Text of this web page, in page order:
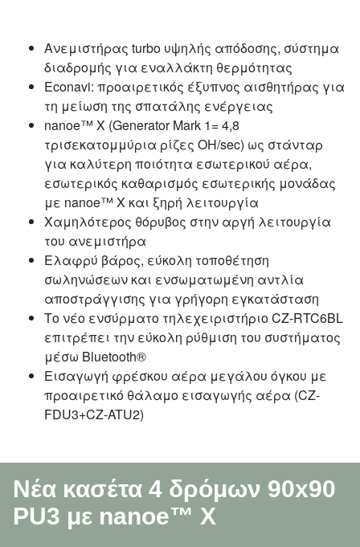
Ανεμιστήρας turbo υψηλής απόδοσης, σύστημα
διαδρομής για εναλλάκτη θερμότητας
Econavi: προαιρετικός έξυπνος αισθητήρας για
τη μείωση της σπατάλης ενέργειας
nanoe™ X (Generator Mark 1= 4,8
τρισεκατομμύρια ρίζες OH/sec) ως στάνταρ
για καλύτερη ποιότητα εσωτερικού αέρα,
εσωτερικός καθαρισμός εσωτερικής μονάδας
με nanoe™ X και ξηρή λειτουργία
Χαμηλότερος θόρυβος στην αργή λειτουργία
του ανεμιστήρα
Ελαφρύ βάρος, εύκολη τοποθέτηση
σωληνώσεων και ενσωματωμένη αντλία
αποστράγγισης για γρήγορη εγκατάσταση
Το νέο ενσύρματο τηλεχειριστήριο CZ-RTC6BL
επιτρέπει την εύκολη ρύθμιση του συστήματος
μέσω Bluetooth®
Εισαγωγή φρέσκου αέρα μεγάλου όγκου με
προαιρετικό θάλαμο εισαγωγής αέρα (CZ-
FDU3+CZ-ATU2)
Νέα κασέτα 4 δρόμων 90x90
PU3 με nanoe™ X